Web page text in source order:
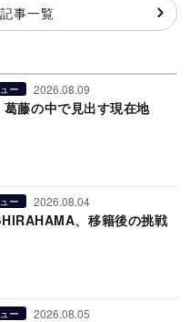
事一覧
ー 2026.08.09
葛藤の中で見出す現在地
ー 2026.08.04
、移籍後の挑戦
ー 2026.08.05